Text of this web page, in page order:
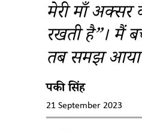
मेरी माँ अक्सर
रखती है”। मैं
तब समझ आया
पिंकी सिंह
21 September 2023